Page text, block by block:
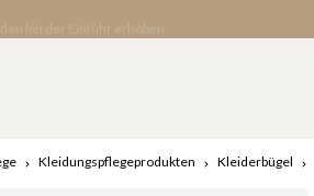
bei der Einfuhr erhoben
Kleidungspflegeprodukten Kleiderbügel